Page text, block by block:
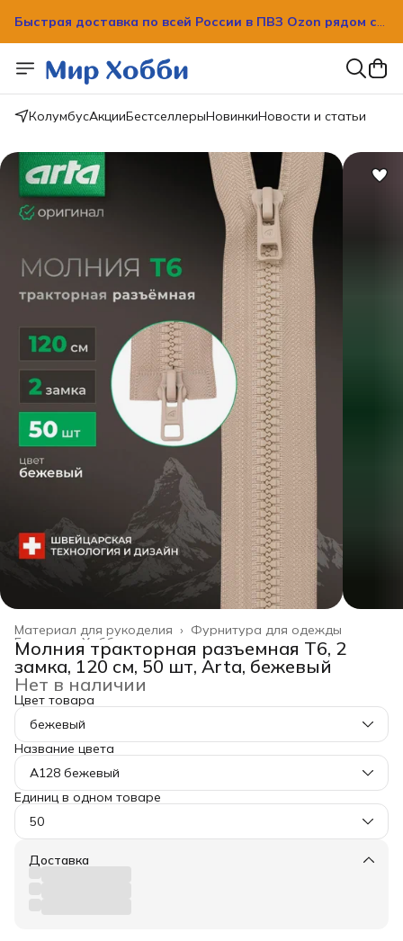
вашим домом!
вашим домом!
КолумбусАкцииБестселлерыНовинкиНовости и статьи
Фурнитура для одежды
Материал для рукоделия ›
Хобби и творчество ›
Главная ›
Молния тракторная разъемная Т6, 2
замка, 120 см, 50 шт, Arta, бежевый
Нет в наличии
Цвет товара
бежевый
Название цвета
A128 бежевый
Единиц в одном товаре
50
Доставка